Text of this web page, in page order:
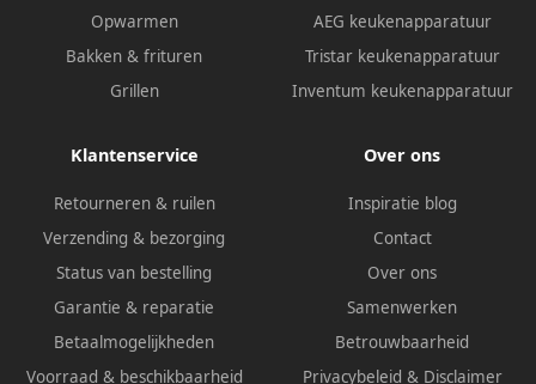
Opwarmen
Bakken & frituren
Grillen
AEG keukenapparatuur
Tristar keukenapparatuur
Inventum keukenapparatuur
Klantenservice
Retourneren & ruilen
Verzending & bezorging
Status van bestelling
Garantie & reparatie
Betaalmogelijkheden
Voorraad & beschikbaarheid
Over ons
Inspiratie blog
Contact
Over ons
Samenwerken
Betrouwbaarheid
Privacybeleid & Disclaimer